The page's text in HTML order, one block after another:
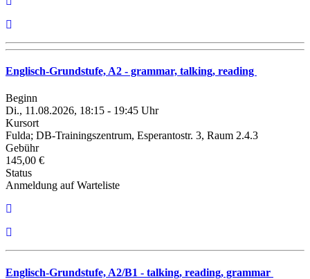
Englisch-Grundstufe, A2 - grammar, talking, reading
Beginn
Di., 11.08.2026, 18:15 - 19:45 Uhr
Kursort
Fulda; DB-Trainingszentrum, Esperantostr. 3, Raum 2.4.3
Gebühr
145,00 €
Status
Anmeldung auf Warteliste
Englisch-Grundstufe, A2/B1 - talking, reading, grammar